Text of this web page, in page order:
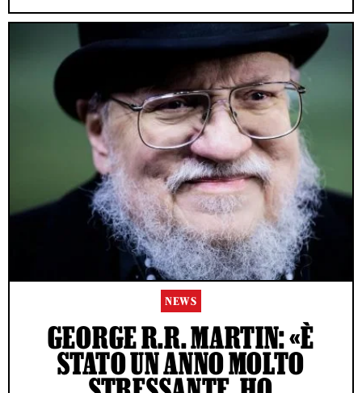
NEWS
GEORGE R.R. MARTIN: «È
STATO UN ANNO MOLTO